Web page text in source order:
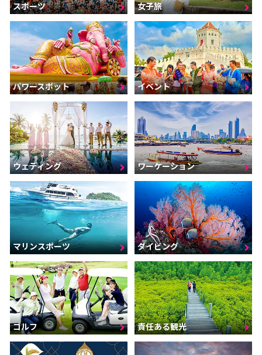
スポーツ 女子旅
パワースポット イベント
ウェディング ワーケーション
マリンスポーツ ダイビング
ゴルフ 責任ある観光